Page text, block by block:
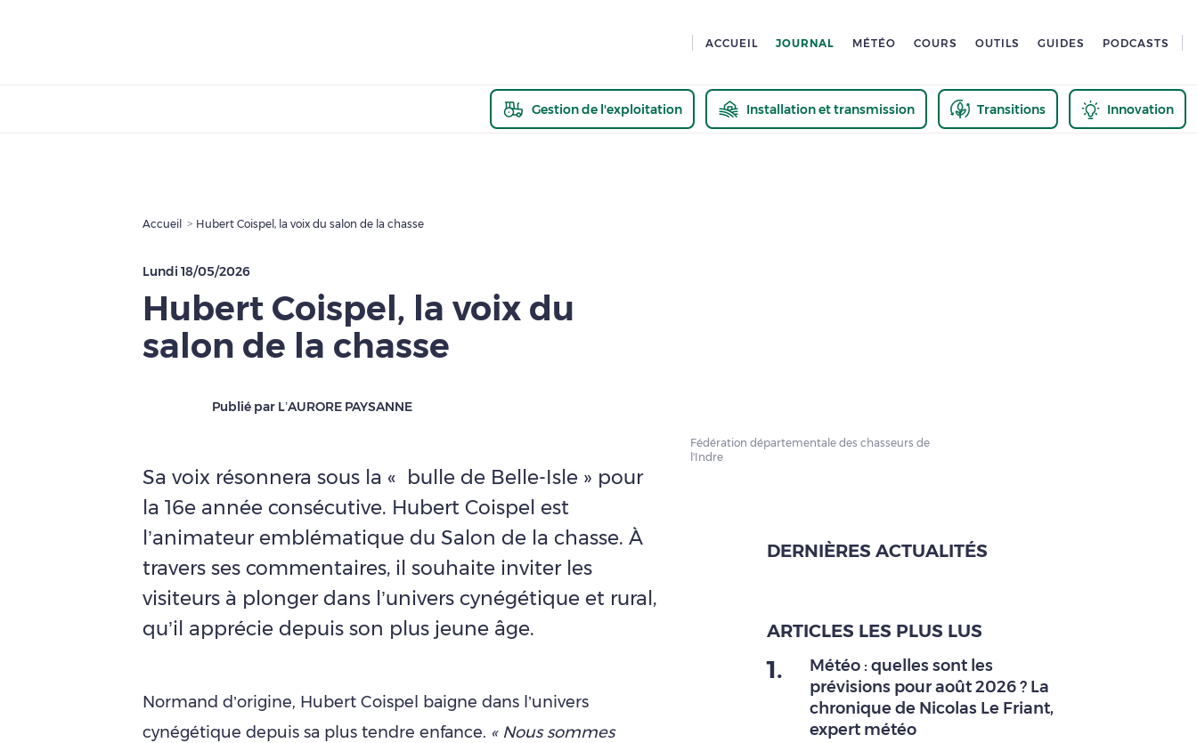
ACCUEIL JOURNAL MÉTÉO COURS OUTILS GUIDES PODCASTS
Gestion de l'exploitation Installation et transmission Transitions Innovation
Accueil Hubert Coispel, la voix du salon de la chasse
Lundi 18/05/2026
Hubert Coispel, la voix du
salon de la chasse
Publié par L’AURORE PAYSANNE
Sa voix résonnera sous la « bulle de Belle-Isle » pour
la 16e année consécutive. Hubert Coispel est
l’animateur emblématique du Salon de la chasse. À
travers ses commentaires, il souhaite inviter les
visiteurs à plonger dans l’univers cynégétique et rural,
qu’il apprécie depuis son plus jeune âge.
Normand d’origine, Hubert Coispel baigne dans l’univers
cynégétique depuis sa plus tendre enfance. « Nous sommes
Fédération départementale des chasseurs de
l'Indre
DERNIÈRES ACTUALITÉS
ARTICLES LES PLUS LUS
1.
Météo : quelles sont les
prévisions pour août 2026 ? La
chronique de Nicolas Le Friant,
expert météo